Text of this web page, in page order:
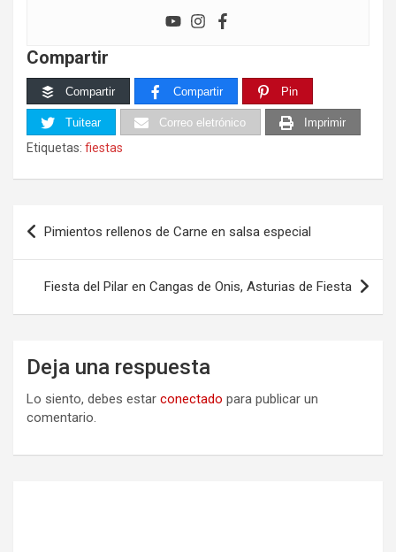
Compartir
Compartir Compartir Pin
Tuitear Correo eletrónico Imprimir
Etiquetas: fiestas
Navegación
de
entradas
Pimientos rellenos de Carne en salsa especial
Fiesta del Pilar en Cangas de Onis, Asturias de Fiesta
Deja una respuesta
Lo siento, debes estar conectado para publicar un
comentario.